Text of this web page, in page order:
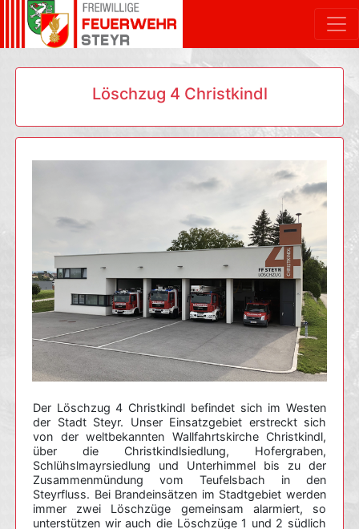
Löschzug 4 Christkindl
Der Löschzug 4 Christkindl befindet sich im Westen
der Stadt Steyr. Unser Einsatzgebiet erstreckt sich
von der weltbekannten Wallfahrtskirche Christkindl,
über die Christkindlsiedlung, Hofergraben,
Schlühslmayrsiedlung und Unterhimmel bis zu der
Zusammenmündung vom Teufelsbach in den
Steyrfluss. Bei Brandeinsätzen im Stadtgebiet werden
immer zwei Löschzüge gemeinsam alarmiert, so
unterstützen wir auch die Löschzüge 1 und 2 südlich